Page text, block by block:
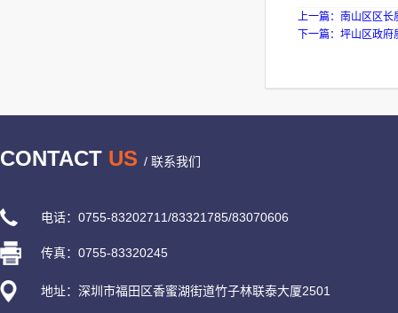
上一篇： 南山区区长
下一篇： 坪山区政府
CONTACT US / 联系我们
电话：0755-83202711/83321785/83070606
传真：0755-83320245
地址：深圳市福田区香蜜湖街道竹子林联泰大厦2501